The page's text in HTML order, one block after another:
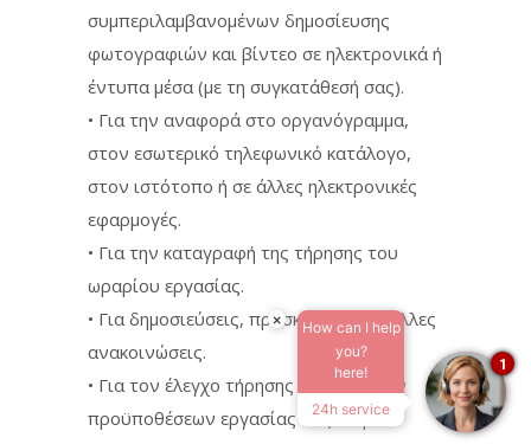
συμπεριλαμβανομένων δημοσίευσης
φωτογραφιών και βίντεο σε ηλεκτρονικά ή
έντυπα μέσα (με τη συγκατάθεσή σας).
• Για την αναφορά στο οργανόγραμμα,
στον εσωτερικό τηλεφωνικό κατάλογο,
στον ιστότοπο ή σε άλλες ηλεκτρονικές
εφαρμογές.
• Για την καταγραφή της τήρησης του
ωραρίου εργασίας.
• Για δημοσιεύσεις, προσκλήσεις και άλλες
ανακοινώσεις.
• Για τον έλεγχο τήρησης των νόμιμων
προϋποθέσεων εργασίας σας στην
×
How can I help
you?
here!
24h service
1